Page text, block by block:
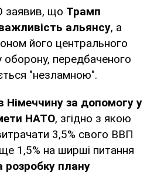
що Трамп
альянсу, а
його центрального
оборону, передбаченого
"незламною".
Німеччину за допомогу у
НАТО, згідно з якою
3,5% свого ВВП
1,5% на ширші питання
розробку плану